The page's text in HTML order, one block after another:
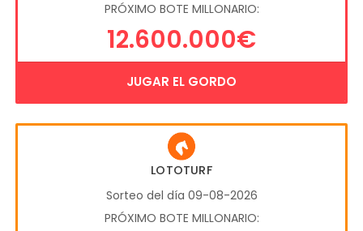
PRÓXIMO BOTE MILLONARIO:
12.600.000€
JUGAR EL GORDO
LOTOTURF
Sorteo del día 09-08-2026
PRÓXIMO BOTE MILLONARIO: